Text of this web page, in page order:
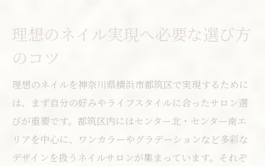
理想のネイル実現へ必要な選び方
のコツ
理想のネイルを神奈川県横浜市都筑区で実現するために
は、まず自分の好みやライフスタイルに合ったサロン選
びが重要です。都筑区内にはセンター北・センター南エ
リアを中心に、ワンカラーやグラデーションなど多彩な
デザインを扱うネイルサロンが集まっています。それぞ